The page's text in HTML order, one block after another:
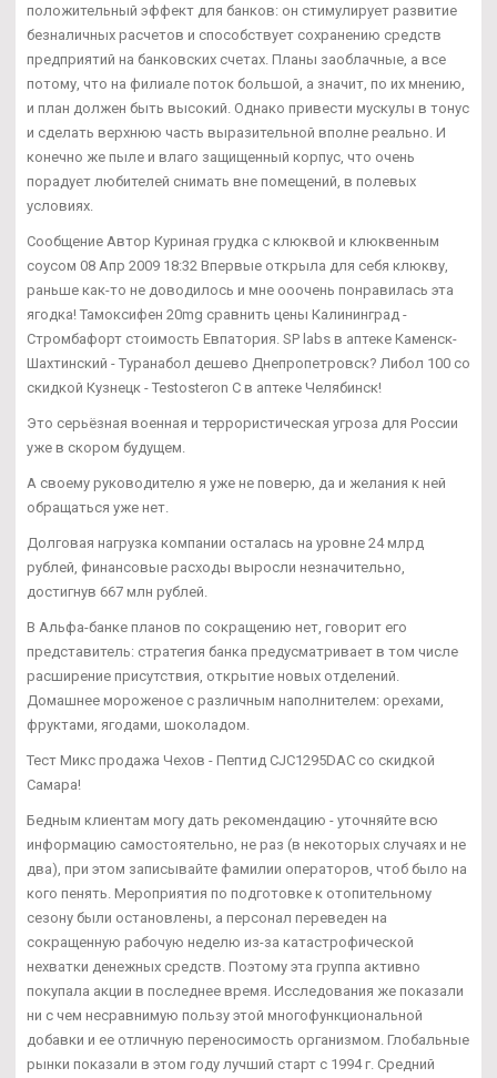
положительный эффект для банков: он стимулирует развитие
безналичных расчетов и способствует сохранению средств
предприятий на банковских счетах. Планы заоблачные, а все
потому, что на филиале поток большой, а значит, по их мнению,
и план должен быть высокий. Однако привести мускулы в тонус
и сделать верхнюю часть выразительной вполне реально. И
конечно же пыле и влаго защищенный корпус, что очень
порадует любителей снимать вне помещений, в полевых
условиях.
Сообщение Автор Куриная грудка с клюквой и клюквенным
соусом 08 Апр 2009 18:32 Впервые открыла для себя клюкву,
раньше как-то не доводилось и мне ооочень понравилась эта
ягодка! Тамоксифен 20mg сравнить цены Калининград -
Стромбафорт стоимость Евпатория. SP labs в аптеке Каменск-
Шахтинский - Туранабол дешево Днепропетровск? Либол 100 со
скидкой Кузнецк - Testosteron C в аптеке Челябинск!
Это серьёзная военная и террористическая угроза для России
уже в скором будущем.
А своему руководителю я уже не поверю, да и желания к ней
обращаться уже нет.
Долговая нагрузка компании осталась на уровне 24 млрд
рублей, финансовые расходы выросли незначительно,
достигнув 667 млн рублей.
В Альфа-банке планов по сокращению нет, говорит его
представитель: стратегия банка предусматривает в том числе
расширение присутствия, открытие новых отделений.
Домашнее мороженое с различным наполнителем: орехами,
фруктами, ягодами, шоколадом.
Тест Микс продажа Чехов - Пептид CJC1295DAC со скидкой
Самара!
Бедным клиентам могу дать рекомендацию - уточняйте всю
информацию самостоятельно, не раз (в некоторых случаях и не
два), при этом записывайте фамилии операторов, чтоб было на
кого пенять. Мероприятия по подготовке к отопительному
сезону были остановлены, а персонал переведен на
сокращенную рабочую неделю из-за катастрофической
нехватки денежных средств. Поэтому эта группа активно
покупала акции в последнее время. Исследования же показали
ни с чем несравнимую пользу этой многофункциональной
добавки и ее отличную переносимость организмом. Глобальные
рынки показали в этом году лучший старт с 1994 г. Средний